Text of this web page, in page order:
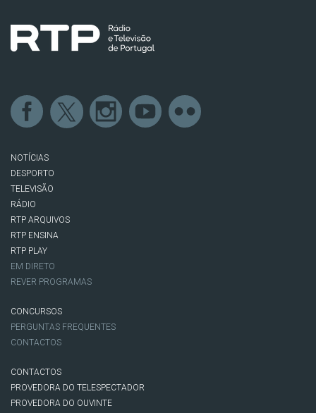
NOTÍCIAS
DESPORTO
TELEVISÃO
RÁDIO
RTP ARQUIVOS
RTP ENSINA
RTP PLAY
EM DIRETO
REVER PROGRAMAS
CONCURSOS
PERGUNTAS FREQUENTES
CONTACTOS
CONTACTOS
PROVEDORA DO TELESPECTADOR
PROVEDORA DO OUVINTE